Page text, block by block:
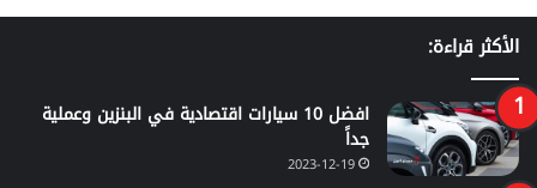
الأكثر قراءة:
افضل 10 سيارات اقتصادية في البنزين وعملية
جداً
2023-12-19